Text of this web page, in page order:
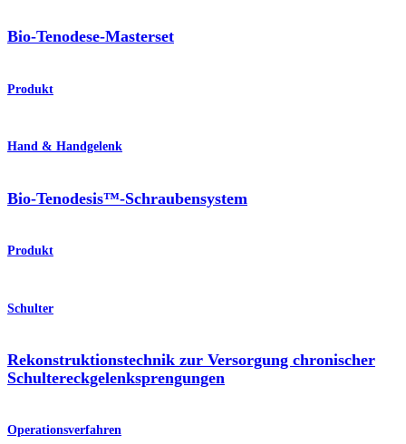
Bio-Tenodese-Masterset
Produkt
Hand & Handgelenk
Bio-Tenodesis™-Schraubensystem
Produkt
Schulter
Rekonstruktionstechnik zur Versorgung chronischer
Schultereckgelenksprengungen
Operationsverfahren